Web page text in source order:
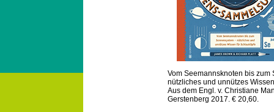
Vom Seemannsknoten bis zum
nützliches und unnützes
Aus dem Engl. v. Christiane
Gerstenberg 2017. € 20,60.